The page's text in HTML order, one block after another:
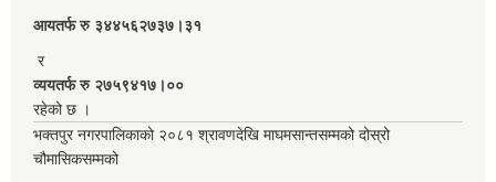
आयतर्फ रु‌ ३४४५६२७३७।३१
र
व्ययतर्फ रु २७५९४१७।००
रहेको छ ।
भक्तपुर नगरपालिकाको २०८१ श्रावणदेखि माघमसान्तसम्मको दोस्रो
चौमासिकसम्मको